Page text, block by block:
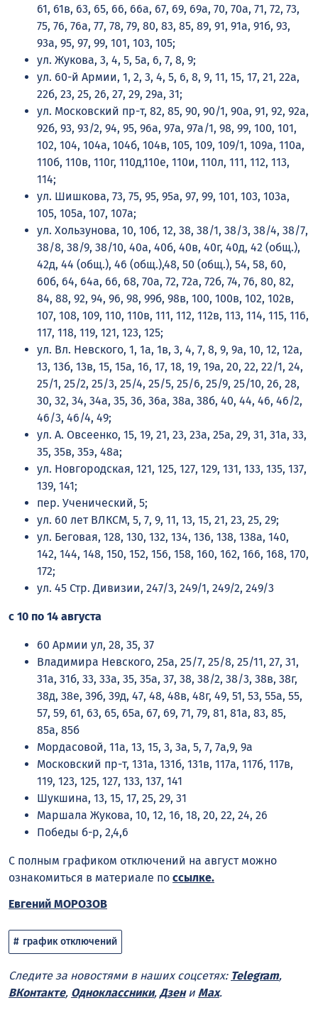
61, 61в, 63, 65, 66, 66а, 67, 69, 69а, 70, 70а, 71, 72, 73,
75, 76, 76а, 77, 78, 79, 80, 83, 85, 89, 91, 91а, 91б, 93,
93а, 95, 97, 99, 101, 103, 105;
ул. Жукова, 3, 4, 5, 5а, 6, 7, 8, 9;
ул. 60-й Армии, 1, 2, 3, 4, 5, 6, 8, 9, 11, 15, 17, 21, 22а,
22б, 23, 25, 26, 27, 29, 29а, 31;
ул. Московский пр-т, 82, 85, 90, 90/1, 90а, 91, 92, 92а,
92б, 93, 93/2, 94, 95, 96а, 97а, 97а/1, 98, 99, 100, 101,
102, 104, 104а, 104б, 104в, 105, 109, 109/1, 109а, 110а,
110б, 110в, 110г, 110д,110е, 110и, 110л, 111, 112, 113,
114;
ул. Шишкова, 73, 75, 95, 95а, 97, 99, 101, 103, 103а,
105, 105а, 107, 107а;
ул. Хользунова, 10, 10б, 12, 38, 38/1, 38/3, 38/4, 38/7,
38/8, 38/9, 38/10, 40а, 40б, 40в, 40г, 40д, 42 (общ.),
42д, 44 (общ.), 46 (общ.),48, 50 (общ.), 54, 58, 60,
60б, 64, 64а, 66, 68, 70а, 72, 72а, 72б, 74, 76, 80, 82,
84, 88, 92, 94, 96, 98, 99б, 98в, 100, 100в, 102, 102в,
107, 108, 109, 110, 110в, 111, 112, 112в, 113, 114, 115, 116,
117, 118, 119, 121, 123, 125;
ул. Вл. Невского, 1, 1а, 1в, 3, 4, 7, 8, 9, 9а, 10, 12, 12а,
13, 13б, 13в, 15, 15а, 16, 17, 18, 19, 19а, 20, 22, 22/1, 24,
25/1, 25/2, 25/3, 25/4, 25/5, 25/6, 25/9, 25/10, 26, 28,
30, 32, 34, 34а, 35, 36, 36а, 38а, 38б, 40, 44, 46, 46/2,
46/3, 46/4, 49;
ул. А. Овсеенко, 15, 19, 21, 23, 23а, 25а, 29, 31, 31а, 33,
35, 35в, 35э, 48а;
ул. Новгородская, 121, 125, 127, 129, 131, 133, 135, 137,
139, 141;
пер. Ученический, 5;
ул. 60 лет ВЛКСМ, 5, 7, 9, 11, 13, 15, 21, 23, 25, 29;
ул. Беговая, 128, 130, 132, 134, 136, 138, 138а, 140,
142, 144, 148, 150, 152, 156, 158, 160, 162, 166, 168, 170,
172;
ул. 45 Стр. Дивизии, 247/3, 249/1, 249/2, 249/3
с 10 по 14 августа
60 Армии ул, 28, 35, 37
Владимира Невского, 25а, 25/7, 25/8, 25/11, 27, 31,
31а, 31б, 33, 33а, 35, 35а, 37, 38, 38/2, 38/3, 38в, 38г,
38д, 38е, 39б, 39д, 47, 48, 48в, 48г, 49, 51, 53, 55а, 55,
57, 59, 61, 63, 65, 65а, 67, 69, 71, 79, 81, 81а, 83, 85,
85а, 85б
Мордасовой, 11а, 13, 15, 3, 3а, 5, 7, 7а,9, 9а
Московский пр-т, 131а, 131б, 131в, 117а, 117б, 117в,
119, 123, 125, 127, 133, 137, 141
Шукшина, 13, 15, 17, 25, 29, 31
Маршала Жукова, 10, 12, 16, 18, 20, 22, 24, 26
Победы б-р, 2,4,6
С полным графиком отключений на август можно
ознакомиться в материале по ссылке.
Евгений МОРОЗОВ
график отключений
Следите за новостями в наших соцсетях: Telegram,
ВКонтакте, Одноклассники, Дзени Max.